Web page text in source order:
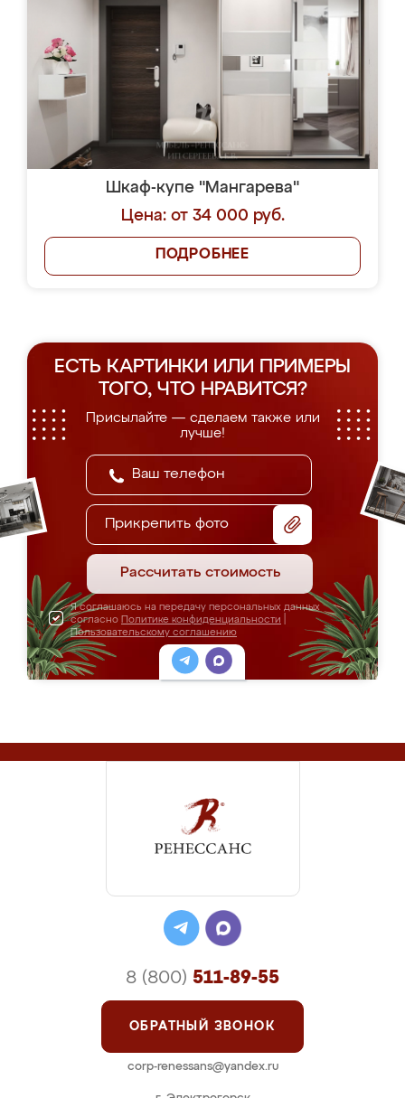
Шкаф-купе "Мангарева"
Цена: от 34 000 руб.
ПОДРОБНЕЕ
ЕСТЬ КАРТИНКИ ИЛИ ПРИМЕРЫ
ТОГО, ЧТО НРАВИТСЯ?
Присылайте — сделаем также или
лучше!
Прикрепить фото
Рассчитать стоимость
Я соглашаюсь на передачу персональных данных
согласно Политике конфиденциальности
Пользовательскому соглашению
8 (800) 511-89-55
ОБРАТНЫЙ ЗВОНОК
corp-renessans@yandex.ru